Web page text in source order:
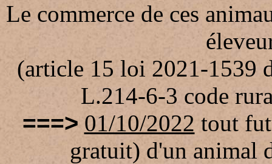
Le commerce de ces
(article 15 loi 2021-1539
L.214-6-3 code
===> 01/10/2022 tout
gratuit) d'un animal